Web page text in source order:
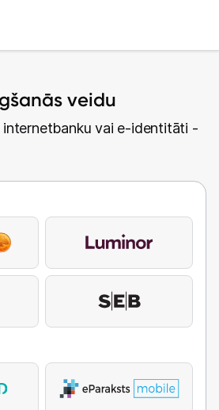
veidu
internetbanku vai e-identitāti -